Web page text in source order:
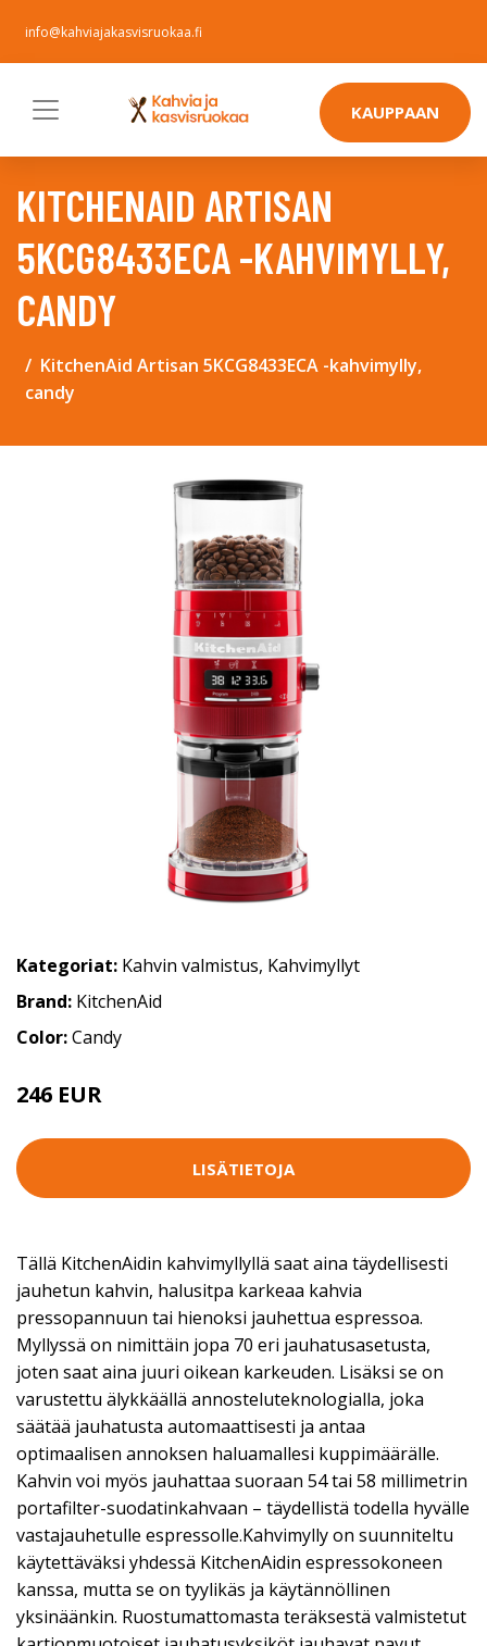
info@kahviajakasvisruokaa.fi
KAUPPAAN
KITCHENAID ARTISAN
5KCG8433ECA -KAHVIMYLLY,
CANDY
KitchenAid Artisan 5KCG8433ECA -kahvimylly,
candy
Kategoriat: Kahvin valmistus, Kahvimyllyt
Brand: KitchenAid
Color:Candy
246 EUR
LISÄTIETOJA
Tällä KitchenAidin kahvimyllyllä saat aina täydellisesti
jauhetun kahvin, halusitpa karkeaa kahvia
pressopannuun tai hienoksi jauhettua espressoa.
Myllyssä on nimittäin jopa 70 eri jauhatusasetusta,
joten saat aina juuri oikean karkeuden. Lisäksi se on
varustettu älykkäällä annosteluteknologialla, joka
säätää jauhatusta automaattisesti ja antaa
optimaalisen annoksen haluamallesi kuppimäärälle.
Kahvin voi myös jauhattaa suoraan 54 tai 58 millimetrin
portafilter-suodatinkahvaan – täydellistä todella hyvälle
vastajauhetulle espressolle.Kahvimylly on suunniteltu
käytettäväksi yhdessä KitchenAidin espressokoneen
kanssa, mutta se on tyylikäs ja käytännöllinen
yksinäänkin. Ruostumattomasta teräksestä valmistetut